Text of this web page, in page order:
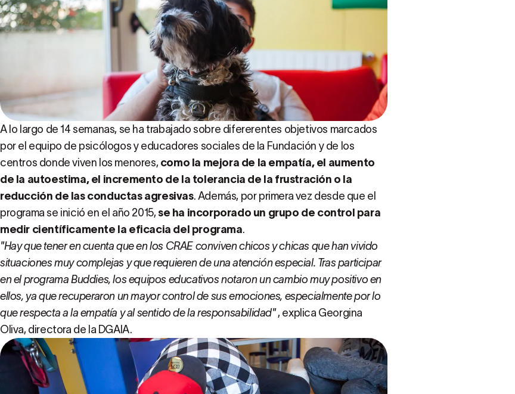
A lo largo de 14 semanas, se ha trabajado sobre difererentes objetivos marcados
por el equipo de psicólogos y educadores sociales de la Fundación y de los
centros donde viven los menores, como la mejora de la empatía, el aumento
de la autoestima, el incremento de la tolerancia de la frustración o la
reducción de las conductas agresivas. Además, por primera vez desde que el
programa se inició en el año 2015, se ha incorporado un grupo de control para
medir científicamente la eficacia del programa.
"Hay que tener en cuenta que en los CRAE conviven chicos y chicas que han vivido
situaciones muy complejas y que requieren de una atención especial. Tras participar
en el programa Buddies, los equipos educativos notaron un cambio muy positivo en
ellos, ya que recuperaron un mayor control de sus emociones, especialmente por lo
que respecta a la empatía y al sentido de la responsabilidad", explica Georgina
Oliva, directora de la DGAIA.